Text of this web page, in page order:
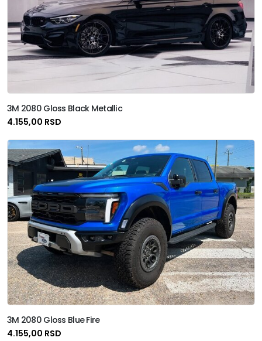
3M 2080 Gloss Black Metallic
4.155,00 RSD
3M 2080 Gloss Blue Fire
4.155,00 RSD